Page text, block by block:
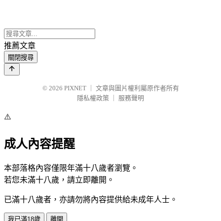
推薦文章
關閉搜尋
© 2026 PIXNET
文章與圖片權利屬原作者所有
隱私權政策
服務聲明
⚠️
成人內容提醒
本部落格內容僅限年滿十八歲者瀏覽。
若您未滿十八歲，請立即離開。
已滿十八歲者，亦請勿將內容提供給未成年人士。
我已滿18歲 離開